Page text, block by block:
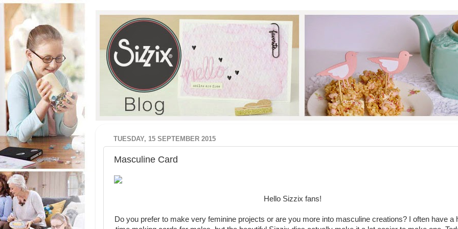
TUESDAY, 15 SEPTEMBER 2015
Masculine Card
Hello Sizzix fans!
Do you prefer to make very feminine projects or are you more into masculine creations? I often have a